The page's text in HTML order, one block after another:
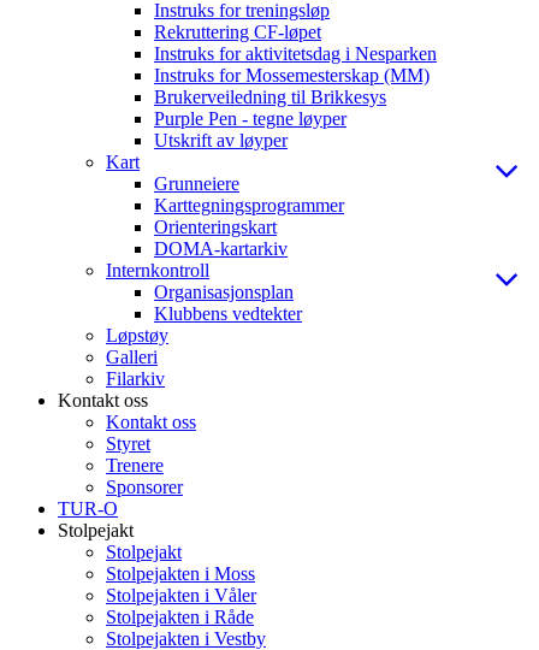
Instruks for treningsløp
Rekruttering CF-løpet
Instruks for aktivitetsdag i Nesparken
Instruks for Mossemesterskap (MM)
Brukerveiledning til Brikkesys
Purple Pen - tegne løyper
Utskrift av løyper
Kart
Grunneiere
Karttegningsprogrammer
Orienteringskart
DOMA-kartarkiv
Internkontroll
Organisasjonsplan
Klubbens vedtekter
Løpstøy
Galleri
Filarkiv
Kontakt oss
Kontakt oss
Styret
Trenere
Sponsorer
TUR-O
Stolpejakt
Stolpejakt
Stolpejakten i Moss
Stolpejakten i Våler
Stolpejakten i Råde
Stolpejakten i Vestby